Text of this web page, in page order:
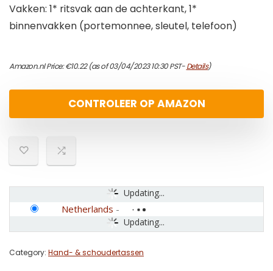
Vakken: 1* ritsvak aan de achterkant, 1*
binnenvakken (portemonnee, sleutel, telefoon)
Amazon.nl Price:€10.22(as of 03/04/2023 10:30 PST-Details)
CONTROLEER OP AMAZON
Updating...
Updating...
Netherlands -
Category: Hand- & schoudertassen